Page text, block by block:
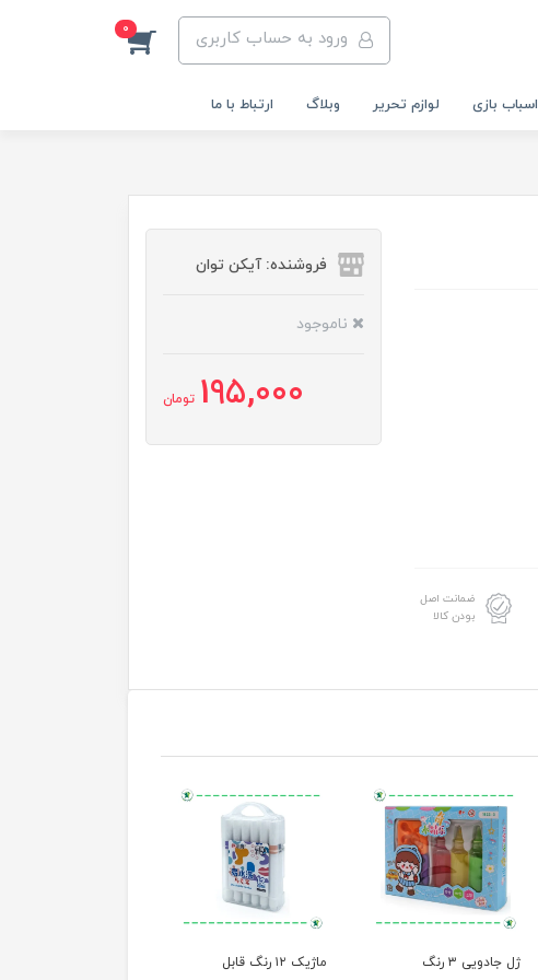
ورود به حساب کاربری 0
اسباب بازی لوازم تحریر وبلاگ ارتباط با ما
ضمانت اصل
بودن کالا
فروشنده: آیکن توان
ناموجود
195,000 تومان
ژل جادویی ۳ رنگ
ماژیک ۱۲ رنگ قابل